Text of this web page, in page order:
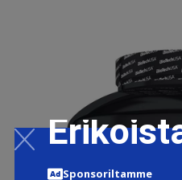
Sponsoriltamme